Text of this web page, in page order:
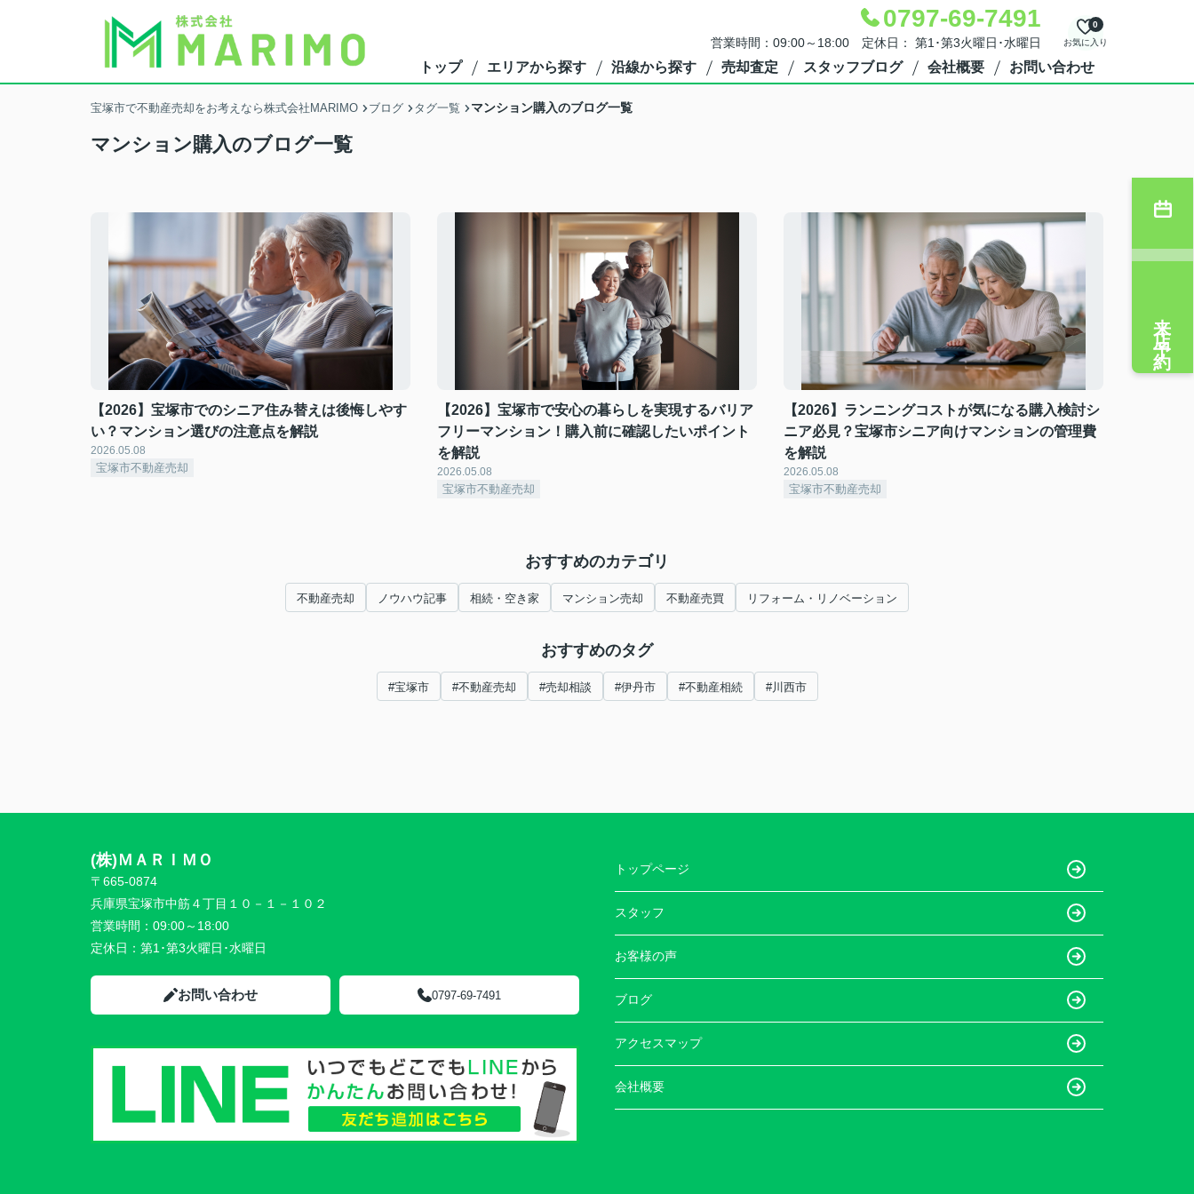
0797-69-7491
営業時間：09:00～18:00 定休日： 第1･第3火曜日･水曜日 お気に入り
0
トップ エリアから探す 沿線から探す 売却査定 スタッフブログ 会社概要 お問い合わせ
宝塚市で不動産売却をお考えなら株式会社MARIMO ブログ タグ一覧 マンション購入のブログ一覧
マンション購入のブログ一覧
【2026】宝塚市でのシニア住み替えは後悔しやす
い？マンション選びの注意点を解説
2026.05.08
宝塚市不動産売却
【2026】宝塚市で安心の暮らしを実現するバリア
フリーマンション！購入前に確認したいポイント
を解説
2026.05.08
宝塚市不動産売却
【2026】ランニングコストが気になる購入検討シ
ニア必見？宝塚市シニア向けマンションの管理費
を解説
2026.05.08
宝塚市不動産売却
おすすめのカテゴリ
不動産売却 ノウハウ記事 相続・空き家 マンション売却 不動産売買 リフォーム・リノベーション
おすすめのタグ
#宝塚市 #不動産売却 #売却相談 #伊丹市 #不動産相続 #川西市
来店予約
(株)ＭＡＲＩＭＯ
〒665-0874
兵庫県宝塚市中筋４丁目１０－１－１０２
営業時間： 09:00～18:00
定休日： 第1･第3火曜日･水曜日
お問い合わせ 0797-69-7491
トップページ
スタッフ
お客様の声
ブログ
アクセスマップ
会社概要